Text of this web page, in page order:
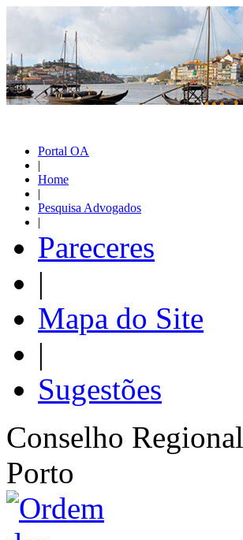
Portal OA
|
Home
|
Pesquisa Advogados
|
Pareceres
|
Mapa do Site
|
Sugestões
Conselho Regional
Porto